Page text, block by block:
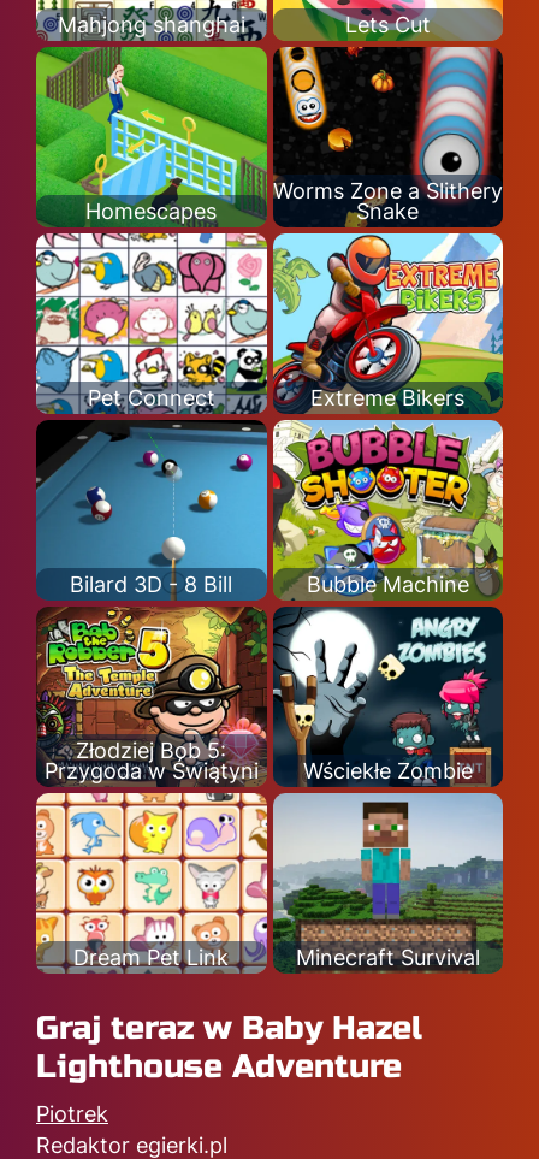
Mahjong shanghai Lets Cut
Homescapes
Worms Zone a Slithery
Snake
Pet Connect Extreme Bikers
Bilard 3D - 8 Bill Bubble Machine
Złodziej Bob 5:
Przygoda w Świątyni
Wściekłe Zombie
Dream Pet Link Minecraft Survival
Graj teraz w Baby Hazel
Lighthouse Adventure
Piotrek
Redaktor egierki.pl